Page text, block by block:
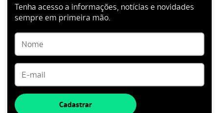
Tenha acesso a informações, notícias e novidades
sempre em primeira mão.
Cadastrar